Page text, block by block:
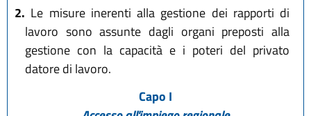
2. Le misure inerenti alla gestione dei rapporti di
lavoro sono assunte dagli organi preposti alla
gestione con la capacità e i poteri del privato
datore di lavoro.
Capo I